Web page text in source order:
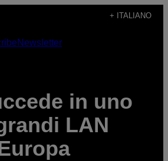
+ ITALIANO
Newsletter
in uno
LAN